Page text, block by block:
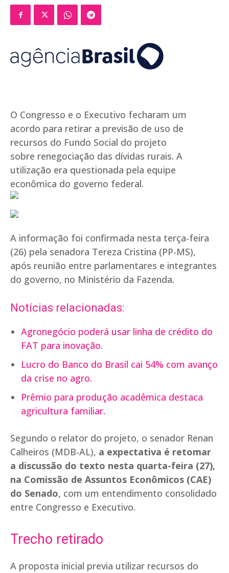
O Congresso e o Executivo fecharam um
acordo para retirar a previsão de uso de
recursos do Fundo Social do projeto
sobre renegociação das dívidas rurais. A
utilização era questionada pela equipe
econômica do governo federal.
A informação foi confirmada nesta terça-feira
(26) pela senadora Tereza Cristina (PP-MS),
após reunião entre parlamentares e integrantes
do governo, no Ministério da Fazenda.
Notícias relacionadas:
Agronegócio poderá usar linha de crédito do
FAT para inovação.
Lucro do Banco do Brasil cai 54% com avanço
da crise no agro.
Prêmio para produção acadêmica destaca
agricultura familiar.
Segundo o relator do projeto, o senador Renan
Calheiros (MDB-AL), a expectativa é retomar
a discussão do texto nesta quarta-feira (27),
na Comissão de Assuntos Econômicos (CAE)
do Senado, com um entendimento consolidado
entre Congresso e Executivo.
Trecho retirado
A proposta inicial previa utilizar recursos do